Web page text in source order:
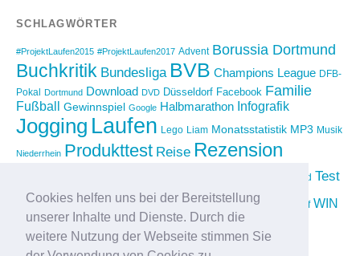
Cookies helfen uns bei der Bereitstellung
unserer Inhalte und Dienste. Durch die
weitere Nutzung der Webseite stimmen Sie
SCHLAGWÖRTER
#ProjektLaufen2015 #ProjektLaufen2017 Advent Borussia Dortmund
Buchkritik Bundesliga BVB Champions League DFB-
Pokal Dortmund Download DVD Düsseldorf Facebook Familie
Fußball Gewinnspiel Google Halbmarathon Infografik
Jogging Laufen Lego Liam Monatsstatistik MP3 Musik
Niederrhein Produkttest Reise Rezension
sponsored Test
Twitter Urlaub Video vimeo Weihnachten Wettkampf WIN
Compilation
YouTube